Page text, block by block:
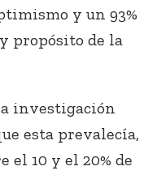
y un 93%
propósito de la
investigación
esta prevalecía,
el 10 y el 20% de